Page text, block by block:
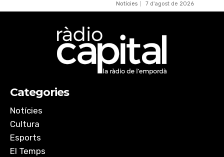
Notícies 7 d'agost de 2026
Categories
Notícies
Cultura
Esports
El Temps